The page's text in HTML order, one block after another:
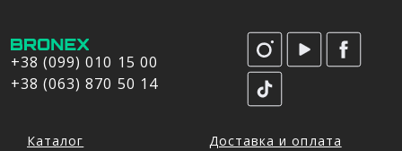
+38 (099) 010 15 00
+38 (063) 870 50 14
Каталог
Доставка и оплата